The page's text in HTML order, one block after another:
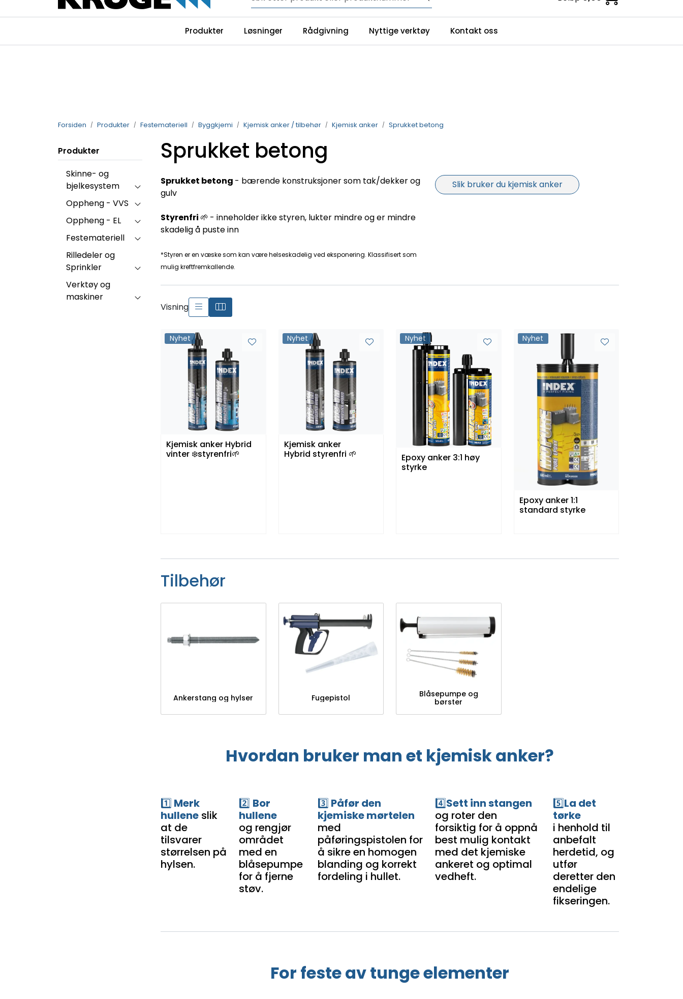
Skip to main content NYHET! Festemidler
Linkedin | YouTube Kundesenter
Produkter Løsninger Rådgivning Nyttige verktøy Kontakt oss
Forsiden Produkter Festemateriell Byggkjemi Kjemisk anker / tilbehør Kjemisk anker Sprukket betong
Produkter
Skinne- og
bjelkesystem
Oppheng - VVS
Oppheng - EL
Festemateriell
Rilledeler og
Sprinkler
Verktøy og
maskiner
Sprukket betong
Sprukket betong - bærende konstruksjoner som tak/dekker og
gulv
Styrenfri 🌱 - inneholder ikke styren, lukter mindre og er mindre
skadelig å puste inn
*Styren er en væske som kan være helseskadelig ved eksponering. Klassifisert som
mulig kreftfremkallende.
Slik bruker du kjemisk anker
Visning
Nyhet
Kjemisk anker Hybrid
vinter ❄️styrenfri🌱
Nyhet
Kjemisk anker
Hybrid styrenfri 🌱
Nyhet
Epoxy anker 3:1 høy
styrke
Nyhet
Epoxy anker 1:1
standard styrke
Tilbehør
Ankerstang og hylser Fugepistol
Blåsepumpe og
børster
Hvordan bruker man et kjemisk anker?
1️⃣ Merk
hullene slik
at de
tilsvarer
størrelsen på
hylsen.
2️⃣ Bor
hullene
og rengjør
området
med en
blåsepumpe
for å fjerne
støv.
3️⃣ Påfør den
kjemiske mørtelen
med
påføringspistolen for
å sikre en homogen
blanding og korrekt
fordeling i hullet.
4️⃣Sett inn stangen
og roter den
forsiktig for å oppnå
best mulig kontakt
med det kjemiske
ankeret og optimal
vedheft.
5️⃣La det
tørke
i henhold til
anbefalt
herdetid, og
utfør
deretter den
endelige
fikseringen.
For feste av tunge elementer